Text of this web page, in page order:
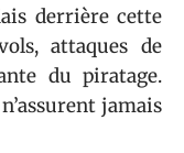
derrière cette
attaques de
du piratage.
jamais